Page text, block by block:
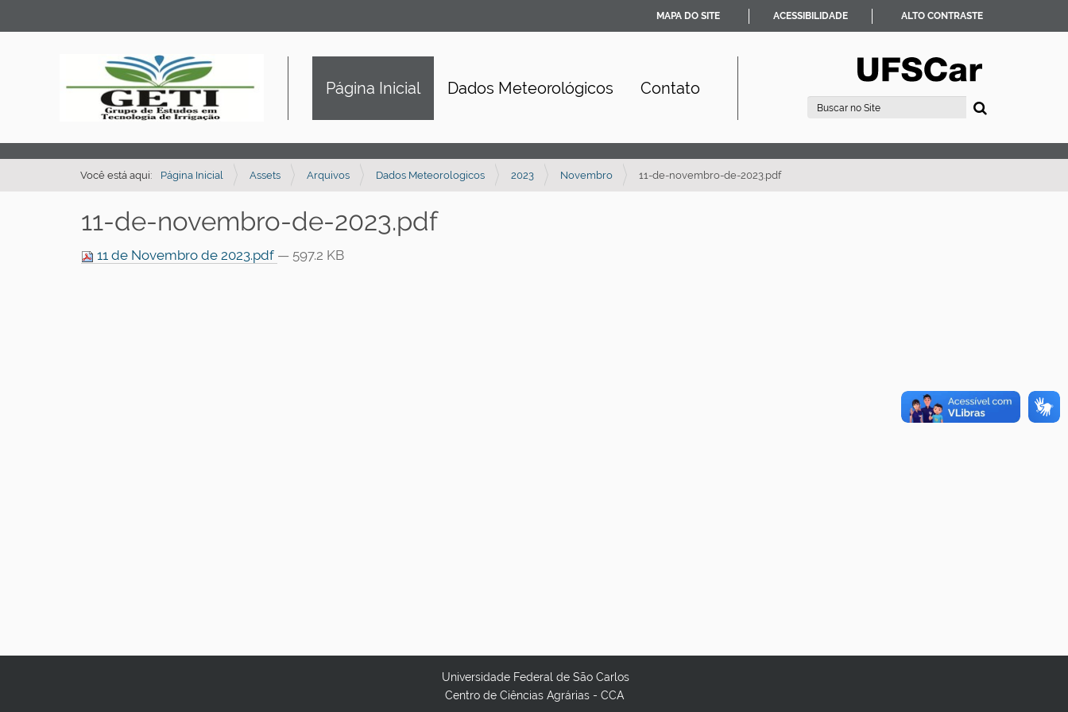
MAPA DO SITE ACESSIBILIDADE ALTO CONTRASTE
Busca
Página Inicial Dados Meteorológicos Contato
Você está aqui: Página Inicial Assets Arquivos Dados Meteorologicos 2023 Novembro 11-de-novembro-de-2023.pdf
11-de-novembro-de-2023.pdf
11 de Novembro de 2023.pdf — 597.2 KB
Universidade Federal de São Carlos
Centro de Ciências Agrárias - CCA